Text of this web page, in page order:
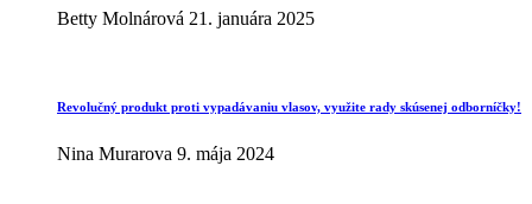
Betty Molnárová 21. januára 2025
Revolučný produkt proti vypadávaniu vlasov, využite rady skúsenej odborníčky!
Nina Murarova 9. mája 2024